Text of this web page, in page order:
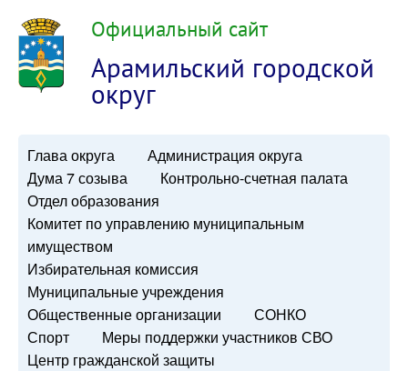
Официальный сайт
Арамильский городской
округ
Глава округа
Администрация округа
Дума 7 созыва
Контрольно-счетная палата
Отдел образования
Комитет по управлению муниципальным
имуществом
Избирательная комиссия
Муниципальные учреждения
Общественные организации
СОНКО
Спорт
Меры поддержки участников СВО
Центр гражданской защиты